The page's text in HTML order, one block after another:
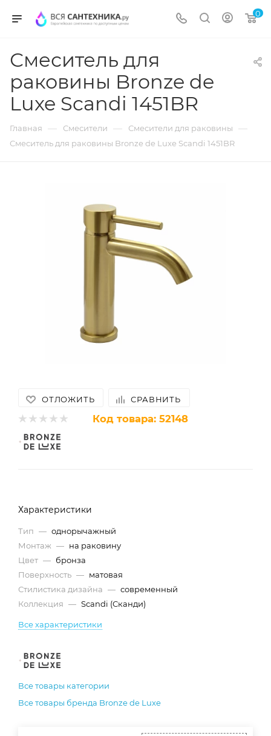
0
Смеситель для
раковины Bronze de
Luxe Scandi 1451BR
Главная — Смесители — Смесители для раковины —
Смеситель для раковины Bronze de Luxe Scandi 1451BR
ОТЛОЖИТЬ СРАВНИТЬ
Код товара: 52148
Характеристики
Тип — однорычажный
Монтаж — на раковину
Цвет — бронза
Поверхность — матовая
Стилистика дизайна — современный
Коллекция — Scandi (Сканди)
Все характеристики
Все товары категории
Все товары бренда Bronze de Luxe